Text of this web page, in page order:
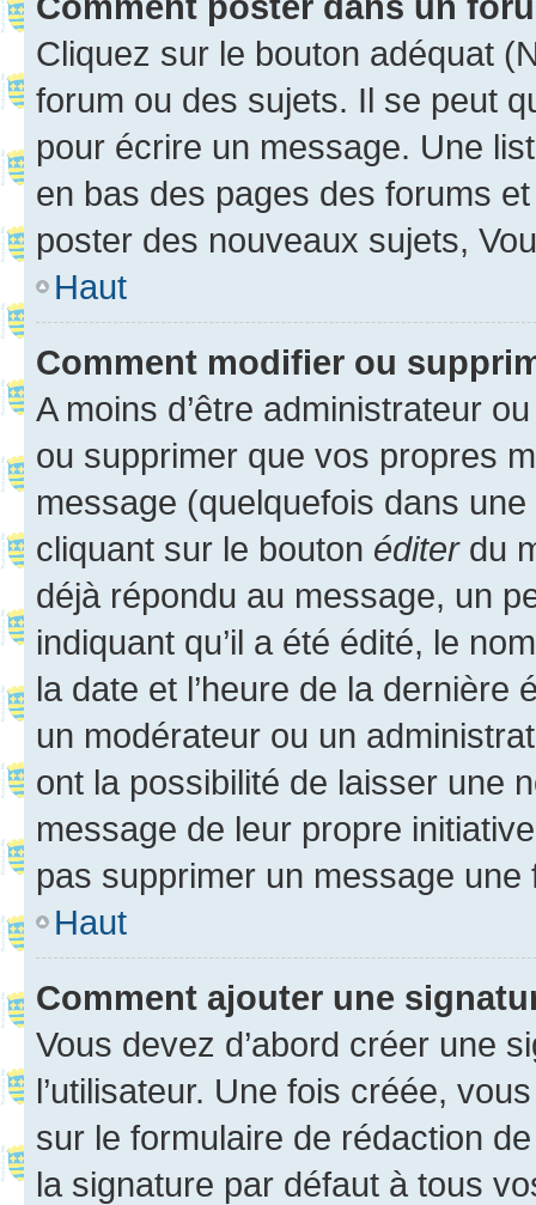
Cliquez sur le bouton adéquat
forum ou des sujets. Il se peut
pour écrire un message. Une
en bas des pages des forums
poster des nouveaux sujets,
Haut
Comment modifier ou
A moins d’être administrateur
ou supprimer que vos propres
message (quelquefois dans
cliquant sur le bouton éditerdu
déjà répondu au message, un
indiquant qu’il a été édité, le
la date et l’heure de la dernière
un modérateur ou un
ont la possibilité de laisser une
message de leur propre
pas supprimer un message une
Haut
Comment ajouter une
Vous devez d’abord créer une
l’utilisateur. Une fois créée,
sur le formulaire de rédaction
la signature par défaut à tous